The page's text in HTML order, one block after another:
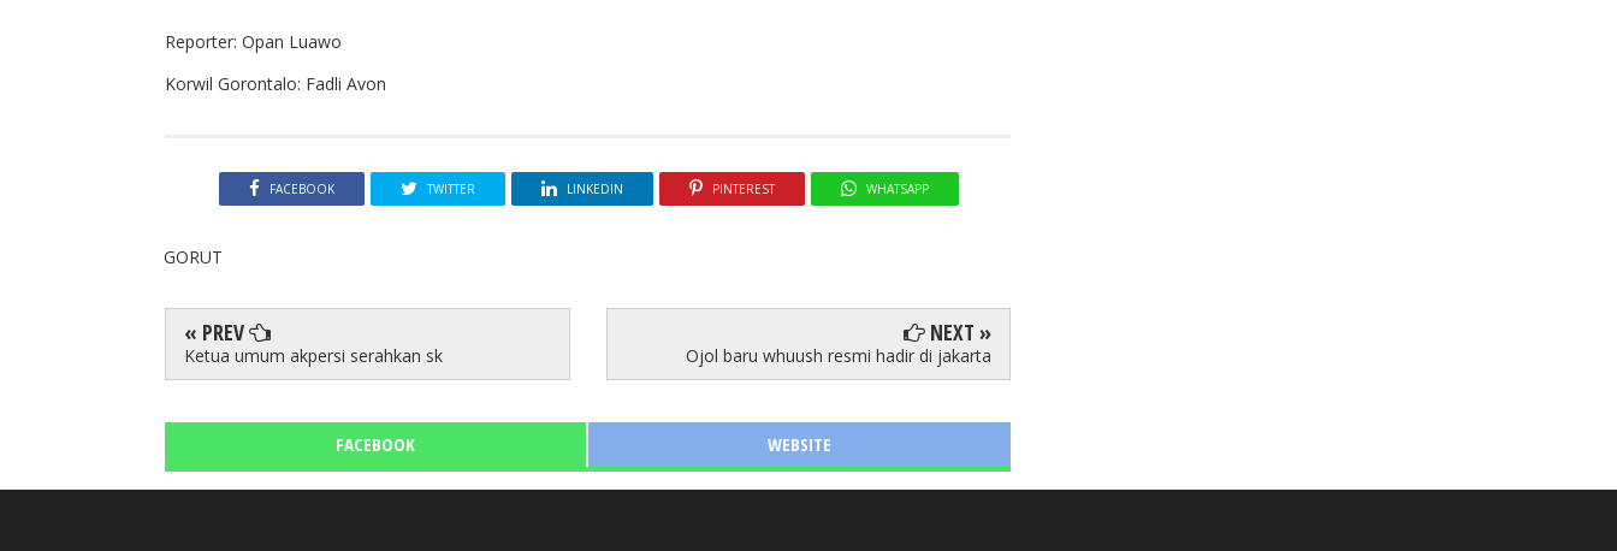
Reporter: Opan Luawo
Korwil Gorontalo: Fadli Avon
FACEBOOK TWITTER LINKEDIN PINTEREST WHATSAPP
GORUT
« PREV
Ketua umum akpersi serahkan sk
NEXT »
Ojol baru whuush resmi hadir di jakarta
FACEBOOK WEBSITE